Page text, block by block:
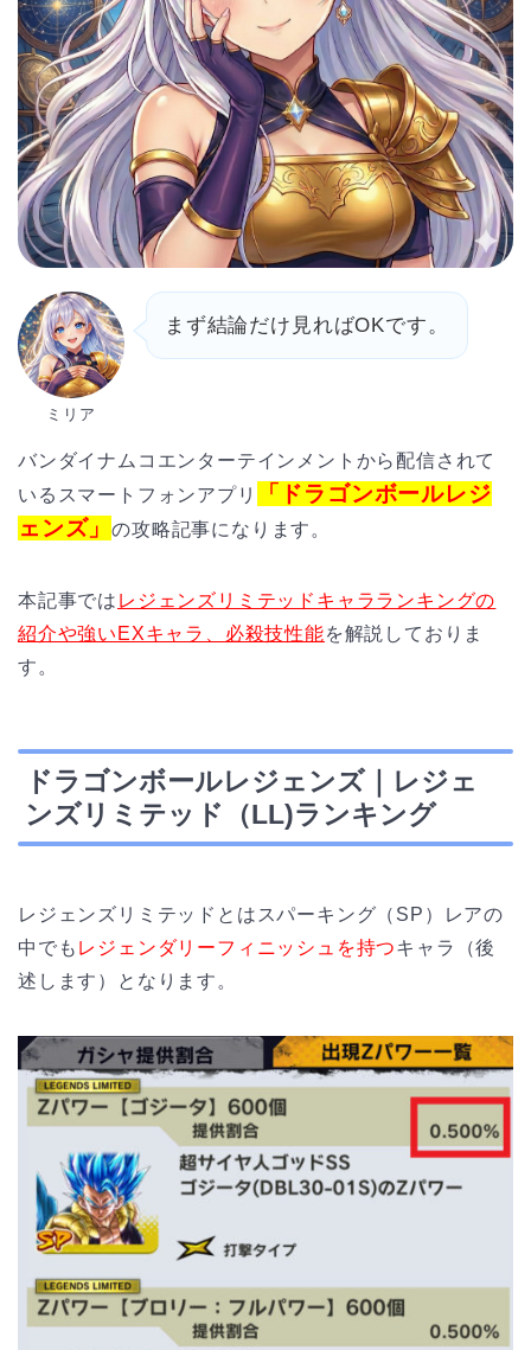
ミリア
まず結論だけ見ればOKです。
バンダイナムコエンターテインメントから配信されて
いるスマートフォンアプリ
「ドラゴンボールレジ
ェンズ」の攻略記事になります。
本記事では レジェンズ リミテッドキャラランキングの
紹介や強いEXキャラ、必殺技性能を解説しておりま
す。
ドラゴンボールレジェンズ｜レジェ
ンズリミテッド（LL)ランキング
レジェンズリミテッドとはスパーキング（SP）レアの
中でも レジェンダリーフィニッシュを持つキャラ（後
述します）となります。